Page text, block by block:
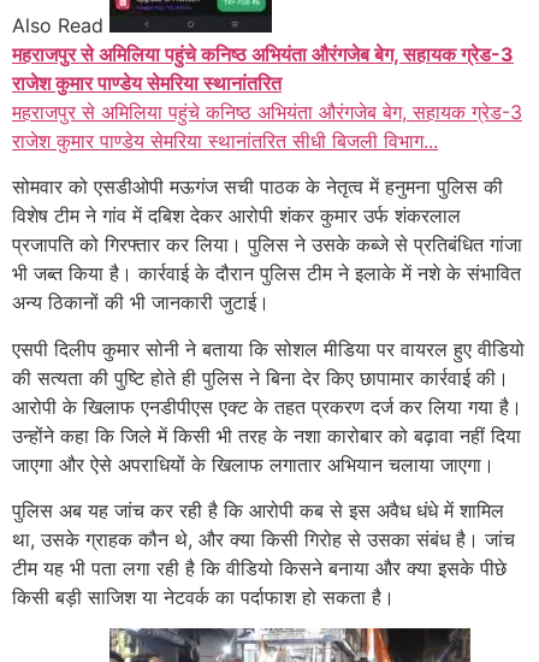
Also Read
महराजपुर से अमिलिया पहुंचे कनिष्ठ अभियंता औरंगजेब बेग, सहायक ग्रेड-3
राजेश कुमार पाण्डेय सेमरिया स्थानांतरित
महराजपुर से अमिलिया पहुंचे कनिष्ठ अभियंता औरंगजेब बेग, सहायक ग्रेड-3
राजेश कुमार पाण्डेय सेमरिया स्थानांतरित सीधी बिजली विभाग...
सोमवार को एसडीओपी मऊगंज सची पाठक के नेतृत्व में हनुमना पुलिस की
विशेष टीम ने गांव में दबिश देकर आरोपी शंकर कुमार उर्फ शंकरलाल
प्रजापति को गिरफ्तार कर लिया। पुलिस ने उसके कब्जे से प्रतिबंधित गांजा
भी जब्त किया है। कार्रवाई के दौरान पुलिस टीम ने इलाके में नशे के संभावित
अन्य ठिकानों की भी जानकारी जुटाई।
एसपी दिलीप कुमार सोनी ने बताया कि सोशल मीडिया पर वायरल हुए वीडियो
की सत्यता की पुष्टि होते ही पुलिस ने बिना देर किए छापामार कार्रवाई की।
आरोपी के खिलाफ एनडीपीएस एक्ट के तहत प्रकरण दर्ज कर लिया गया है।
उन्होंने कहा कि जिले में किसी भी तरह के नशा कारोबार को बढ़ावा नहीं दिया
जाएगा और ऐसे अपराधियों के खिलाफ लगातार अभियान चलाया जाएगा।
पुलिस अब यह जांच कर रही है कि आरोपी कब से इस अवैध धंधे में शामिल
था, उसके ग्राहक कौन थे, और क्या किसी गिरोह से उसका संबंध है। जांच
टीम यह भी पता लगा रही है कि वीडियो किसने बनाया और क्या इसके पीछे
किसी बड़ी साजिश या नेटवर्क का पर्दाफाश हो सकता है।